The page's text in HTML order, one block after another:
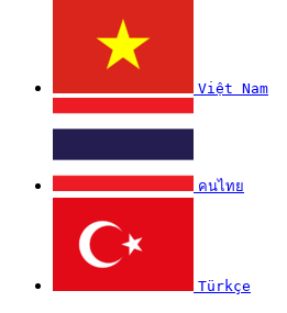
Việt Nam
คนไทย
Türkçe